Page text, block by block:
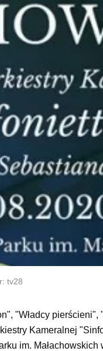
tv28
"Władcy
Kameralnej
im. Małachowskich